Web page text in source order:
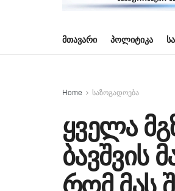
ᲛᲗᲐᲕᲐᲠᲘ ᲞᲝᲚᲘᲢᲘᲙᲐ
Home საზოგადოება
ყველა
ბავშვის